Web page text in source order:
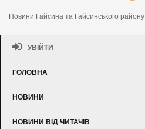
Новини Гайсина та Гайсинського району
УВІЙТИ
ГОЛОВНА
НОВИНИ
НОВИНИ ВІД ЧИТАЧІВ